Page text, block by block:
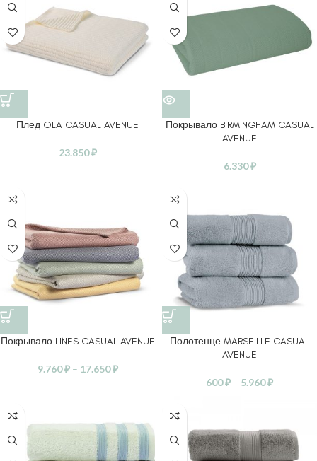
Плед OLA CASUAL AVENUE
23.850₽
Покрывало BIRMINGHAM CASUAL
AVENUE
6.330₽
Покрывало LINES CASUAL AVENUE
9.760₽ – 17.650₽
Полотенце MARSEILLE CASUAL
AVENUE
600₽ – 5.960₽